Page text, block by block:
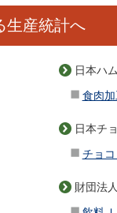
生産統計へ
日本ハ
食肉
日本チ
チョ
財団法